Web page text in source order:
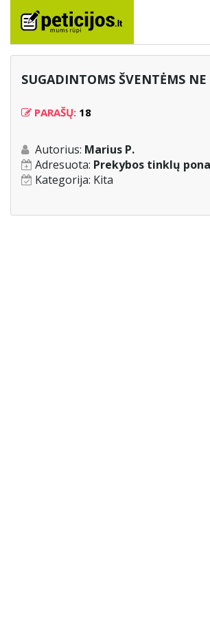
SUGADINTOMS ŠVENTĖMS NE
PARAŠŲ: 18
Autorius: Marius P.
Adresuota: Prekybos tinklų
Kategorija: Kita